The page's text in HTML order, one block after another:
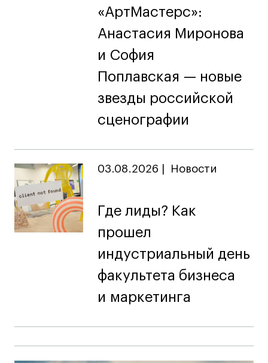
«АртМастерс»:
Анастасия Миронова
и София
Поплавская — новые
звезды российской
сценографии
03.08.2026 Новости
Где лиды? Как
прошел
индустриальный день
факультета бизнеса
и маркетинга